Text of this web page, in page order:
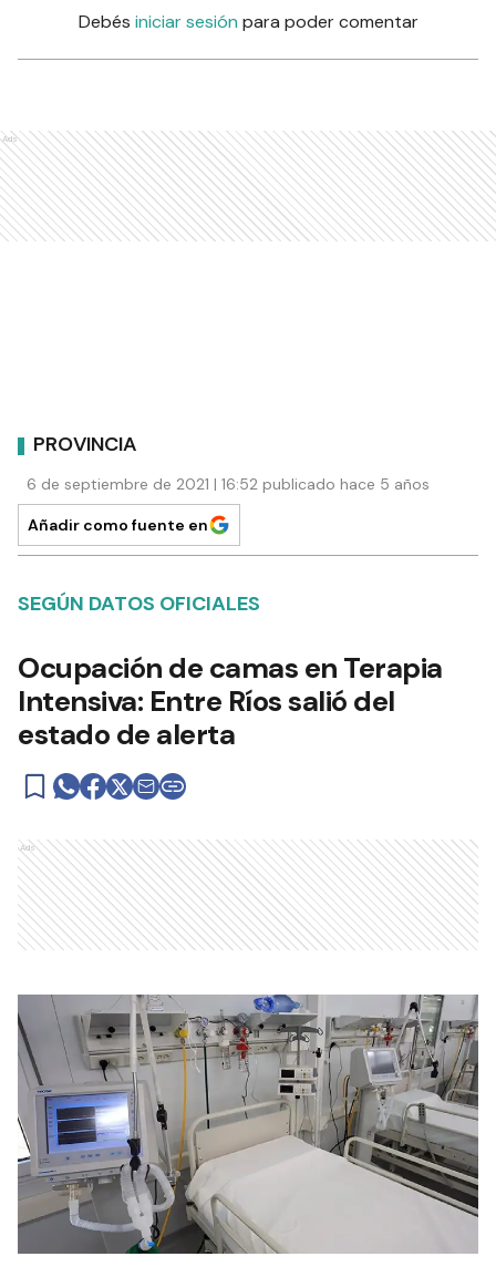
Debés iniciar sesión para poder comentar
Ads
PROVINCIA
6 de septiembre de 2021 | 16:52 publicado hace 5 años
Añadir como fuente en
SEGÚN DATOS OFICIALES
Ocupación de camas en Terapia
Intensiva: Entre Ríos salió del
estado de alerta
Ads